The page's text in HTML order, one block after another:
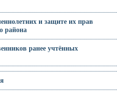
и защите их прав
района
ранее учтённых